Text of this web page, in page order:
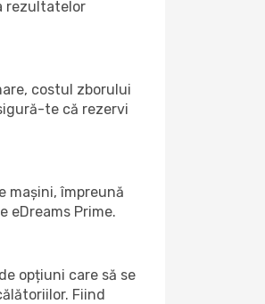
rezultatelor
costul zborului
te că rezervi
mașini, împreună
eDreams Prime.
opțiuni care să se
Fiind